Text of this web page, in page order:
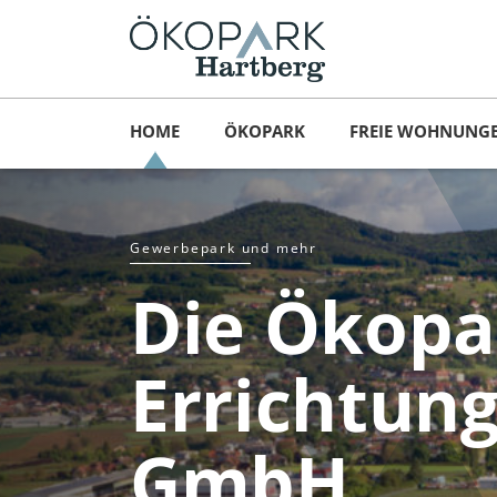
HOME ÖKOPARK FREIE
Gewerbepark und mehr
Die